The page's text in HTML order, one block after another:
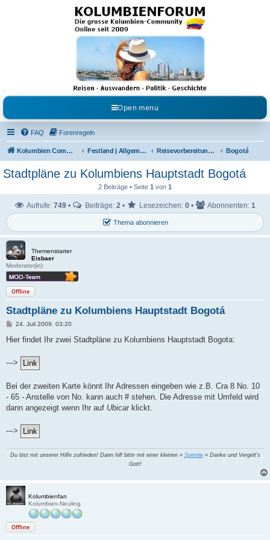
Kolumbienforum - Das
grosse Forum der
Freunde Kolumbiens
Reisen, Auswandern, Kultur, Politik, Geschichte und Visum in Kolumbien und Venezuela.
Austausch, Erfahrungen und Gemeinschaft im Kolumbienforum
Open menu
FAQ Forenregeln
Kolumbien Community Festland | Allgemeine Fragen Reisevorbereitungen & Reiseerfahrungen Bogotá
Stadtpläne zu Kolumbiens Hauptstadt Bogotá
2 Beiträge • Seite 1 von 1
Thema abonnieren
Aufrufe: 749 • Beiträge: 2 • Lesezeichen: 0 • Abonnenten: 1
Themenstarter
Eisbaer
Moderator(in)
Offline
Stadtpläne zu Kolumbiens Hauptstadt Bogotá
B
i
a
g
24. Juli 2009, 03:20
Hier findet Ihr zwei Stadtpläne zu Kolumbiens Hauptstadt Bogota:
--->
Bei der zweiten Karte könnt Ihr Adressen eingeben wie z.B. Cra 8 No. 10
- 65 - Anstelle von No. kann auch # stehen. Die Adresse mit Umfeld wird
dann angezeigt wenn Ihr auf Ubicarklickt.
--->
Du bist mit unserer Hilfe zufrieden! Dann hilf bitte mit einer kleinen » Spende« Danke und Vergelt's
Gott!
Kolumbienfan
Kolumbien-Neuling
Offline